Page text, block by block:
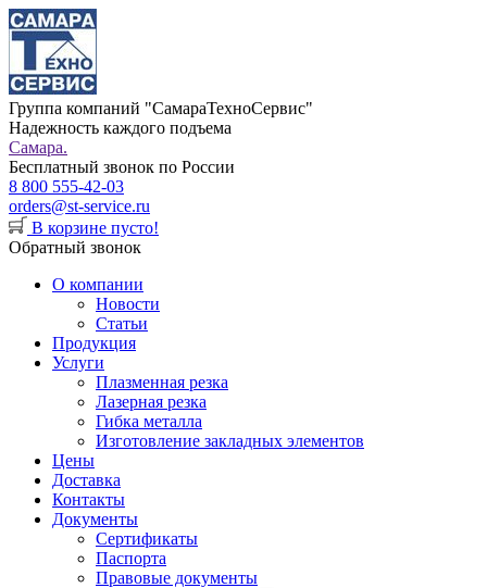
Группа компаний "СамараТехноСервис"
Надежность каждого подъема
Самара.
Бесплатный звонок по России
8 800 555-42-03
orders@st-service.ru
В корзине пусто!
Обратный звонок
О компании
Новости
Статьи
Продукция
Услуги
Плазменная резка
Лазерная резка
Гибка металла
Изготовление закладных элементов
Цены
Доставка
Контакты
Документы
Сертификаты
Паспорта
Правовые документы